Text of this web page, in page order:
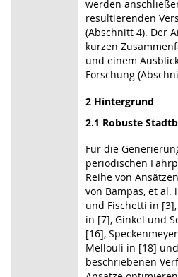
werden
resultierenden
(Abschnitt 4). Der
kurzen
und einem
Forschung
2 Hintergrund
2.1 Robuste
Für die
periodischen
Reihe von
von Bampas, et al.
und Fischetti in
in [7], Ginkel und
[16],
Mellouli in [18]
beschriebenen